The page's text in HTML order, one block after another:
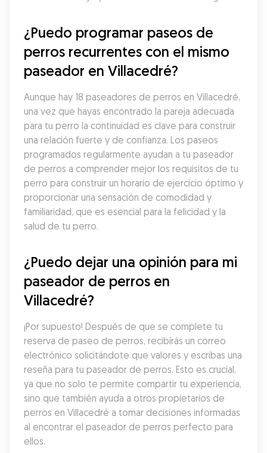
¿Puedo programar paseos de
perros recurrentes con el mismo
paseador en Villacedré?
Aunque hay 18 paseadores de perros en Villacedré,
una vez que hayas encontrado la pareja adecuada
para tu perro la continuidad es clave para construir
una relación fuerte y de confianza. Los paseos
programados regularmente ayudan a tu paseador
de perros a comprender mejor los requisitos de tu
perro para construir un horario de ejercicio óptimo y
proporcionar una sensación de comodidad y
familiaridad, que es esencial para la felicidad y la
salud de tu perro.
¿Puedo dejar una opinión para mi
paseador de perros en
Villacedré?
¡Por supuesto! Después de que se complete tu
reserva de paseo de perros, recibirás un correo
electrónico solicitándote que valores y escribas una
reseña para tu paseador de perros. Esto es crucial,
ya que no solo te permite compartir tu experiencia,
sino que también ayuda a otros propietarios de
perros en Villacedré a tomar decisiones informadas
al encontrar el paseador de perros perfecto para
ellos.